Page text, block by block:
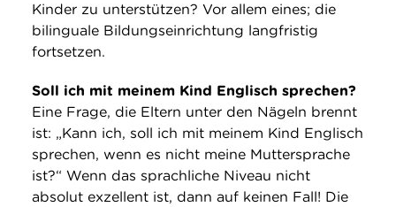
Kinder zu unterstützen? Vor allem eines; die
bilinguale Bildungseinrichtung langfristig
fortsetzen.
Soll ich mit meinem Kind Englisch sprechen?
Eine Frage, die Eltern unter den Nägeln brennt
ist: „Kann ich, soll ich mit meinem Kind Englisch
sprechen, wenn es nicht meine Muttersprache
ist?“ Wenn das sprachliche Niveau nicht
absolut exzellent ist, dann auf keinen Fall! Die